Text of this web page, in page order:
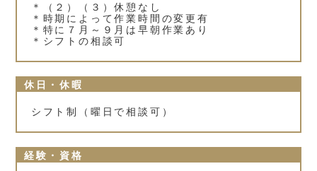
＊（２）（３）休憩なし
＊時期によって作業時間の変更有
＊特に７月～９月は早朝作業あり
＊シフトの相談可
休日・休暇
シフト制（曜日で相談可）
経験・資格